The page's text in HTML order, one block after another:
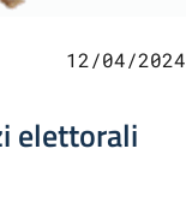
12/04/2024
elettorali